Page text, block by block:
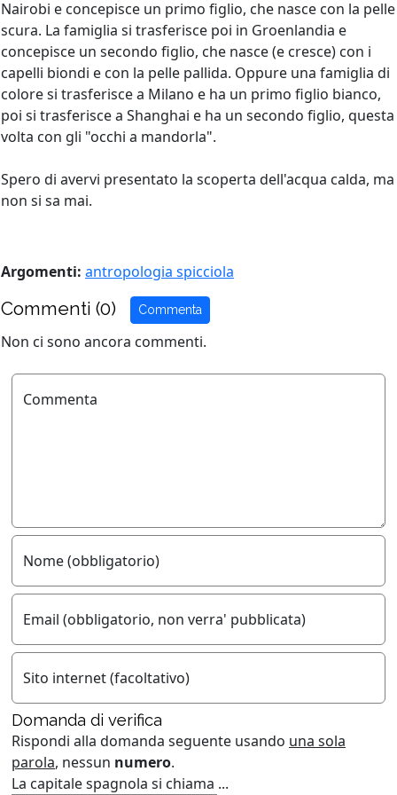
Nairobi e concepisce un primo figlio, che nasce con la pelle
scura. La famiglia si trasferisce poi in Groenlandia e
concepisce un secondo figlio, che nasce (e cresce) con i
capelli biondi e con la pelle pallida. Oppure una famiglia di
colore si trasferisce a Milano e ha un primo figlio bianco,
poi si trasferisce a Shanghai e ha un secondo figlio, questa
volta con gli "occhi a mandorla".
Spero di avervi presentato la scoperta dell'acqua calda, ma
non si sa mai.
Argomenti: antropologia spicciola
Commenti (0) Commenta
Non ci sono ancora commenti.
Commenta
Nome (obbligatorio)
Email (obbligatorio, non verra' pubblicata)
Sito internet (facoltativo)
Domanda di verifica
Rispondi alla domanda seguente usando una sola
parola, nessun numero.
La capitale spagnola si chiama ...